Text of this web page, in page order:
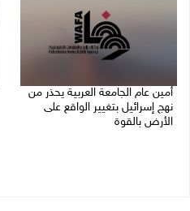
أمين عام الجامعة العربية يحذر من
نهج إسرائيل بتغيير الواقع على
الأرض بالقوة